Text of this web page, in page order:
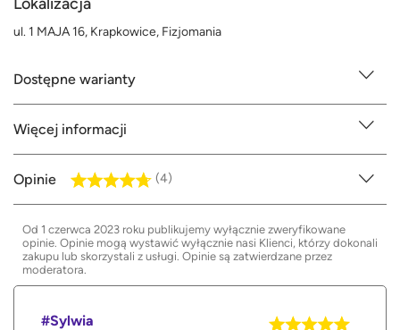
ul. 1 MAJA 16, Krapkowice, Fizjomania
Dostępne warianty
Więcej informacji
Opinie (4)
Od 1 czerwca 2023 roku publikujemy wyłącznie zweryfikowane
opinie. Opinie mogą wystawić wyłącznie nasi Klienci, którzy dokonali
zakupu lub skorzystali z usługi. Opinie są zatwierdzane przez
moderatora.
#Sylwia